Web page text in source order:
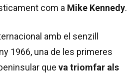
com a Mike Kennedy.
amb el senzill
1966, una de les primeres
que va triomfar als